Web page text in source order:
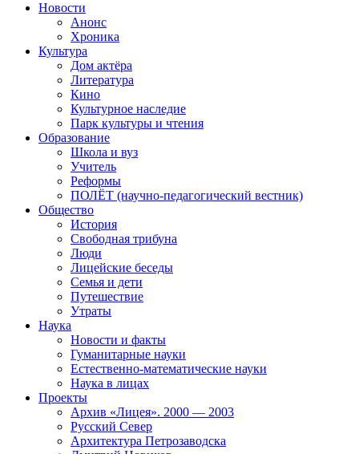
Новости
Анонс
Хроника
Культура
Дом актёра
Литература
Кино
Культурное наследие
Парк культуры и чтения
Образование
Школа и вуз
Учитель
Реформы
ПОЛЁТ (научно-педагогический вестник)
Общество
История
Свободная трибуна
Люди
Лицейские беседы
Семья и дети
Путешествие
Утраты
Наука
Новости и факты
Гуманитарные науки
Естественно-математические науки
Наука в лицах
Проекты
Архив «Лицея». 2000 — 2003
Русский Север
Архитектура Петрозаводска